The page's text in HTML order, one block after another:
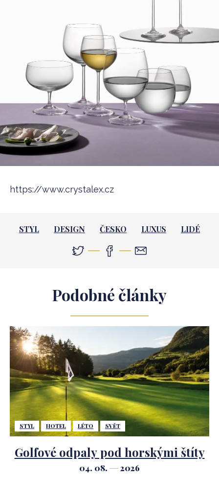
https://www.crystalex.cz
STYL DESIGN ČESKO LUXUS LIDÉ
Podobné články
STYL HOTEL LÉTO SVĚT
Golfové odpaly pod horskými štíty
04. 08. 2026